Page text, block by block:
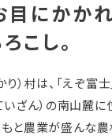
目にかか
こし。
）村は、「えぞ富
いざん）の南山麓
と農業が盛んな農